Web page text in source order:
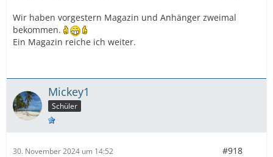
Wir haben vorgestern Magazin und Anhänger zweimal
bekommen.
Ein Magazin reiche ich weiter.
Mickey1
Schüler
30. November 2024 um 14:52 #918